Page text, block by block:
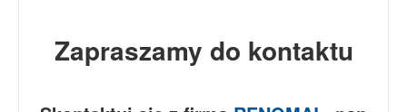
Zapraszamy do kontaktu